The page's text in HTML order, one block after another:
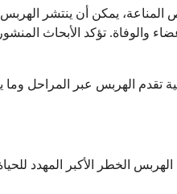
يمكن أن ينتشر
والوفاة. تؤكد الأبحاث
تقدم الهربس عبر المراحل
الخطر الأكبر المهدد